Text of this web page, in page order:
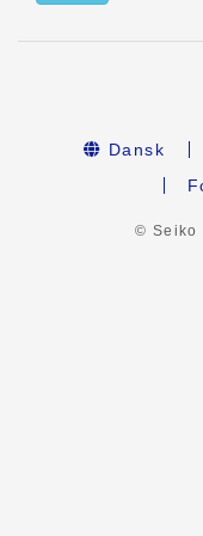
Dansk
© Seiko